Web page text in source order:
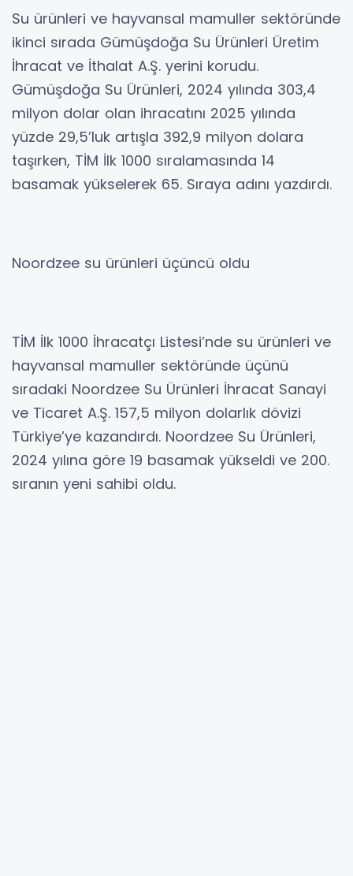
Su ürünleri ve hayvansal mamuller sektöründe
ikinci sırada Gümüşdoğa Su Ürünleri Üretim
İhracat ve İthalat A.Ş. yerini korudu.
Gümüşdoğa Su Ürünleri, 2024 yılında 303,4
milyon dolar olan ihracatını 2025 yılında
yüzde 29,5’luk artışla 392,9 milyon dolara
taşırken, TİM İlk 1000 sıralamasında 14
basamak yükselerek 65. Sıraya adını yazdırdı.
Noordzee su ürünleri üçüncü oldu
TİM İlk 1000 İhracatçı Listesi’nde su ürünleri ve
hayvansal mamuller sektöründe üçünü
sıradaki Noordzee Su Ürünleri İhracat Sanayi
ve Ticaret A.Ş. 157,5 milyon dolarlık dövizi
Türkiye’ye kazandırdı. Noordzee Su Ürünleri,
2024 yılına göre 19 basamak yükseldi ve 200.
sıranın yeni sahibi oldu.